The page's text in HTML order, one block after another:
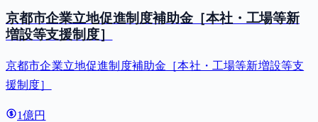
京都市企業立地促進制度補助金［本社・工場等新
増設等支援制度］
京都市企業立地促進制度補助金［本社・工場等新増設等支
援制度］
1億円